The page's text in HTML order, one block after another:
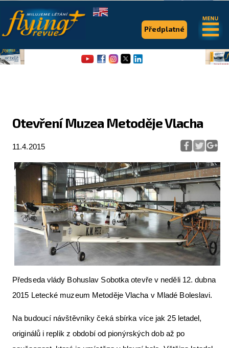
Otevření Muzea Metoděje Vlacha
11.4.2015
Předseda vlády Bohuslav Sobotka otevře v neděli 12. dubna
2015 Letecké muzeum Metoděje Vlacha v Mladé Boleslavi.
Na budoucí návštěvníky čeká sbírka více jak 25 letadel,
originálů i replik z období od pionýrských dob až po
Předplatné
.
Expedice
Pro piloty
Série & speciály
Letecká videa
Aktuální FR + archiv
Letecká muzea
VFR Communication app
The SAFE Guide app